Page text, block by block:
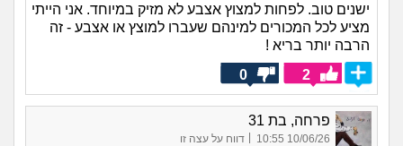
ישנים טוב. לפחות למצוץ אצבע לא מזיק במיוחד. אני הייתי
מציע לכל המכורים למינהם שעברו למוצץ או אצבע - זה
הרבה יותר בריא !
2
0
פרחה, בת 31
10/06/26 10:55
| דווח על עצה זו